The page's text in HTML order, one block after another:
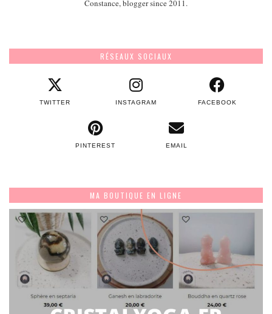
Constance, blogger since 2011.
RÉSEAUX SOCIAUX
TWITTER INSTAGRAM FACEBOOK
PINTEREST EMAIL
MA BOUTIQUE EN LIGNE